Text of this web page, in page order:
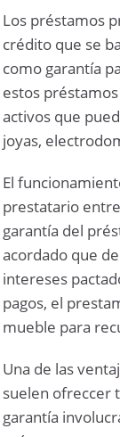
Los préstamos
crédito que se
como garantía
estos
activos que
joyas,
El
prestatario
garantía del
acordado que
intereses
pagos, el
mueble para
Una de las
suelen ofreccer
garantía